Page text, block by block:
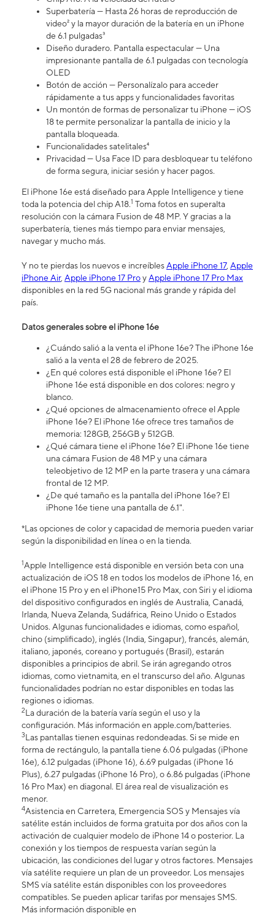
Superbatería — Hasta 26 horas de reproducción de
video² y la mayor duración de la batería en un iPhone
de 6.1 pulgadas³
Diseño duradero. Pantalla espectacular — Una
impresionante pantalla de 6.1 pulgadas con tecnología
OLED
Botón de acción — Personalízalo para acceder
rápidamente a tus apps y funcionalidades favoritas
Un montón de formas de personalizar tu iPhone — iOS
18 te permite personalizar la pantalla de inicio y la
pantalla bloqueada.
Funcionalidades satelitales⁴
Privacidad — Usa Face ID para desbloquear tu teléfono
de forma segura, iniciar sesión y hacer pagos.
El iPhone 16e está diseñado para Apple Intelligence y tiene
toda la potencia del chip A18.1 Toma fotos en superalta
resolución con la cámara Fusion de 48 MP. Y gracias a la
superbatería, tienes más tiempo para enviar mensajes,
navegar y mucho más.
Y no te pierdas los nuevos e increíblesApple iPhone 17, Apple
iPhone Air, Apple iPhone 17 ProyApple iPhone 17 Pro Max
disponibles en la red 5G nacional más grande y rápida del
país.
Datos generales sobre el iPhone 16​​​​​​​e
¿Cuándo salió a la venta el iPhone 16​​​​​​​e? The iPhone 16e
salió a la venta el 28 de febrero de 2025.
¿En qué colores está disponible el iPhone 16e? El
iPhone 16e está disponible en dos colores: negro y
blanco.
¿Qué opciones de almacenamiento ofrece el Apple
iPhone 16e? El iPhone 16e ofrece tres tamaños de
memoria: 128GB, 256GB y 512GB.
¿Qué cámara tiene el iPhone 16e? El iPhone 16e tiene
una cámara Fusion de 48 MP y una cámara
teleobjetivo de 12 MP en la parte trasera y una cámara
frontal de 12 MP.
¿De qué tamaño es la pantalla del iPhone 16e? El
iPhone 16e tiene una pantalla de 6.1".
*Las opciones de color y capacidad de memoria pueden variar
según la disponibilidad en línea o en la tienda.
1Apple Intelligence está disponible en versión beta con una
actualización de iOS 18 en todos los modelos de iPhone 16, en
el iPhone 15 Pro y en el iPhone15 Pro Max, con Siri y el idioma
del dispositivo configurados en inglés de Australia, Canadá,
Irlanda, Nueva Zelanda, Sudáfrica, Reino Unido o Estados
Unidos. Algunas funcionalidades e idiomas, como español,
chino (simplificado), inglés (India, Singapur), francés, alemán,
italiano, japonés, coreano y portugués (Brasil), estarán
disponibles a principios de abril. Se irán agregando otros
idiomas, como vietnamita, en el transcurso del año. Algunas
funcionalidades podrían no estar disponibles en todas las
regiones o idiomas.
2La duración de la batería varía según el uso y la
configuración. Más información en apple.com/batteries.
3Las pantallas tienen esquinas redondeadas. Si se mide en
forma de rectángulo, la pantalla tiene 6.06 pulgadas (iPhone
16e), 6.12 pulgadas (iPhone 16), 6.69 pulgadas (iPhone 16
Plus), 6.27 pulgadas (iPhone 16 Pro), o 6.86 pulgadas (iPhone
16 Pro Max) en diagonal. El área real de visualización es
menor.
4Asistencia en Carretera, Emergencia SOS y Mensajes vía
satélite están incluidos de forma gratuita por dos años con la
activación de cualquier modelo de iPhone 14 o posterior. La
conexión y los tiempos de respuesta varían según la
ubicación, las condiciones del lugar y otros factores. Mensajes
vía satélite requiere un plan de un proveedor. Los mensajes
SMS vía satélite están disponibles con los proveedores
compatibles. Se pueden aplicar tarifas por mensajes SMS.
Más información disponible en